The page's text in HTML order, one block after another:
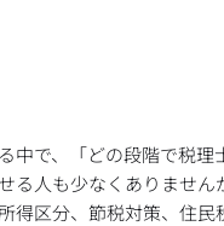
中で、「どの段階で税
る人も少なくありませ
得区分、節税対策、住